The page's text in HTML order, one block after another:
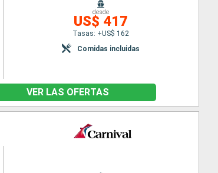
desde
US$ 417
Tasas: +US$ 162
Comidas incluidas
VER LAS OFERTAS